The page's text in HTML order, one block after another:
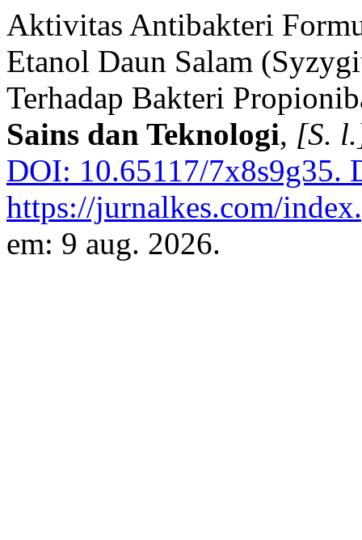
Aktivitas Antibakteri
Etanol Daun Salam
Terhadap Bakteri
Sains dan Teknologi, [S.
DOI: 10.65117/7x8s9g35.
https://jurnalkes.com/
em: 9 aug. 2026.